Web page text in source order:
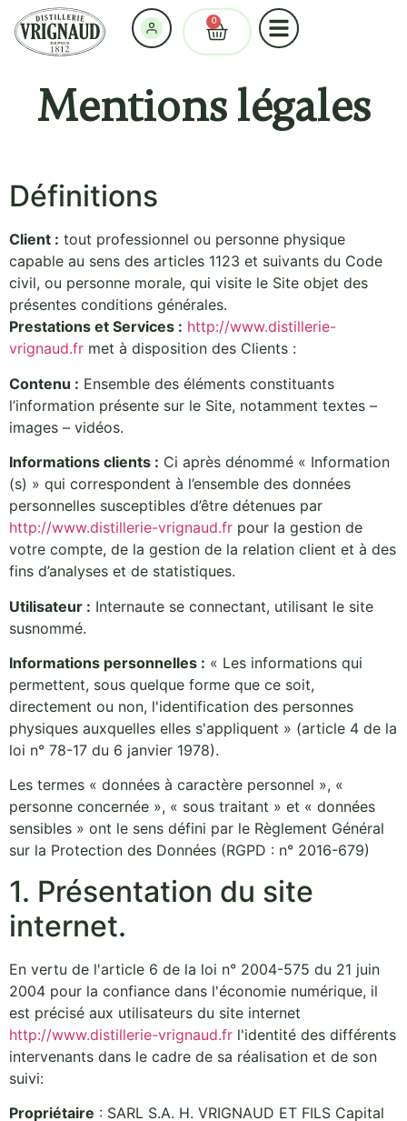
0
Mentions légales
Définitions
Client : tout professionnel ou personne physique
capable au sens des articles 1123 et suivants du Code
civil, ou personne morale, qui visite le Site objet des
présentes conditions générales.
Prestations et Services : http://www.distillerie-
vrignaud.fr met à disposition des Clients :
Contenu : Ensemble des éléments constituants
l’information présente sur le Site, notamment textes –
images – vidéos.
Informations clients : Ci après dénommé « Information
(s) » qui correspondent à l’ensemble des données
personnelles susceptibles d’être détenues par
http://www.distillerie-vrignaud.fr pour la gestion de
votre compte, de la gestion de la relation client et à des
fins d’analyses et de statistiques.
Utilisateur : Internaute se connectant, utilisant le site
susnommé.
Informations personnelles : « Les informations qui
permettent, sous quelque forme que ce soit,
directement ou non, l'identification des personnes
physiques auxquelles elles s'appliquent » (article 4 de la
loi n° 78-17 du 6 janvier 1978).
Les termes « données à caractère personnel », «
personne concernée », « sous traitant » et « données
sensibles » ont le sens défini par le Règlement Général
sur la Protection des Données (RGPD : n° 2016-679)
1. Présentation du site
internet.
En vertu de l'article 6 de la loi n° 2004-575 du 21 juin
2004 pour la confiance dans l'économie numérique, il
est précisé aux utilisateurs du site internet
http://www.distillerie-vrignaud.fr l'identité des différents
intervenants dans le cadre de sa réalisation et de son
suivi:
Propriétaire : SARL S.A. H. VRIGNAUD ET FILS Capital